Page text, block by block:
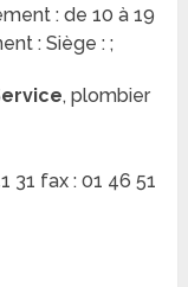
: de 10 à 19
: Siège : ;
, plombier
31 fax : 01 46 51